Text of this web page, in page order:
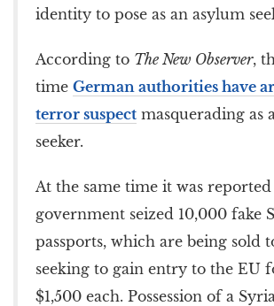
identity to pose as an asylum
According to The New Observer,
time German authorities have
terror suspect masquerading as
seeker.
At the same time it was
government seized 10,000 fake
passports, which are being sold
seeking to gain entry to the EU
$1,500 each. Possession of a